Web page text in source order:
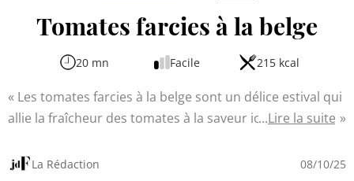
Tomates farcies à la belge
20 mn Facile 215 kcal
Les tomates farcies à la belge sont un délice estival qui
allie la fraîcheur des tomates à la saveur iodée des
en valeur des ingrédients de qualité, idéalement issus
Lire la suite
La Rédaction 08/10/25